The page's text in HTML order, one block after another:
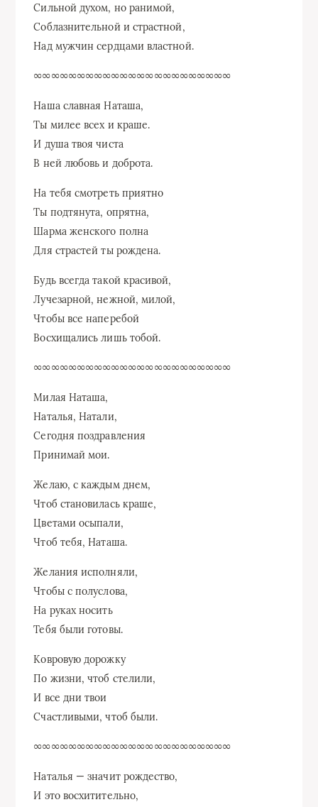
Сильной духом, но ранимой,
Соблазнительной и страстной,
Над мужчин сердцами властной.
∞∞∞∞∞∞∞∞∞∞∞∞∞∞∞∞∞∞∞∞∞∞∞
Наша славная Наташа,
Ты милее всех и краше.
И душа твоя чиста
В ней любовь и доброта.
На тебя смотреть приятно
Ты подтянута, опрятна,
Шарма женского полна
Для страстей ты рождена.
Будь всегда такой красивой,
Лучезарной, нежной, милой,
Чтобы все наперебой
Восхищались лишь тобой.
∞∞∞∞∞∞∞∞∞∞∞∞∞∞∞∞∞∞∞∞∞∞∞
Милая Наташа,
Наталья, Натали,
Сегодня поздравления
Принимай мои.
Желаю, с каждым днем,
Чтоб становилась краше,
Цветами осыпали,
Чтоб тебя, Наташа.
Желания исполняли,
Чтобы с полуслова,
На руках носить
Тебя были готовы.
Ковровую дорожку
По жизни, чтоб стелили,
И все дни твои
Счастливыми, чтоб были.
∞∞∞∞∞∞∞∞∞∞∞∞∞∞∞∞∞∞∞∞∞∞∞
Наталья — значит рождество,
И это восхитительно,